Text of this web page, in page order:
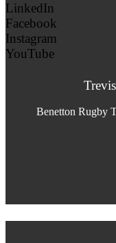
LinkedIn
Facebook
Instagram
YouTube
Benetton Rugby